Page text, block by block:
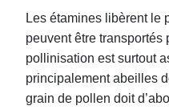
Les étamines libèrent le
peuvent être transportés
pollinisation est surtout
principalement abeilles
grain de pollen doit